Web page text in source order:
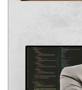
Dva stručna
U mladom uzrastu
tehnologija:
društvene strukture
Iskustvo u raznim IT
sistemsko
zadataka, DevOps,